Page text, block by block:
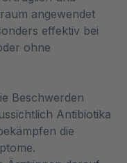
angewendet
effektiv bei
ohne
Beschwerden
Antibiotika
die